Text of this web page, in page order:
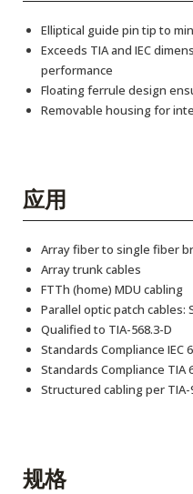
Elliptical guide pin tip to
Exceeds TIA and IEC
performance
Floating ferrule design
Removable housing for
应用
Array fiber to single fiber
Array trunk cables
FTTh (home) MDU cabling
Parallel optic patch cables:
Qualified to TIA-568.3-D
Standards Compliance IEC
Standards Compliance TIA
Structured cabling per TIA-
规格